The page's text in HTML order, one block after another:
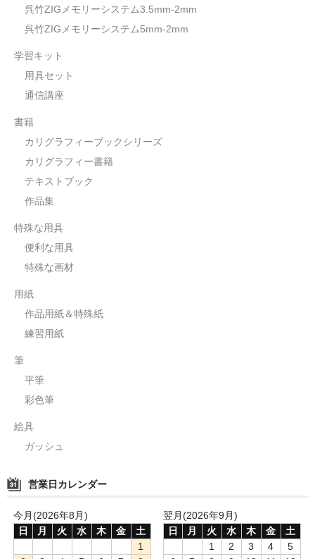
呉竹ZIGメモリーシステム3.5mm-2mm
呉竹ZIGメモリーシステム5mm-2mm
学習キット
用具セット
通信講座
書籍
カリグラフィーブックシリーズ
カリグラフィー書籍
テキストブック
作品集
特殊な用具
便利な用具
特殊な画材
用紙
作品用紙＆特殊紙
練習用紙
筆
平筆
彩色筆
絵具
ガッシュ
営業日カレンダー
今月(2026年8月)
日
月 火 水 木 金
土
1
翌月(2026年9月)
日
月 火 水 木 金
土
1
2 3 4
5